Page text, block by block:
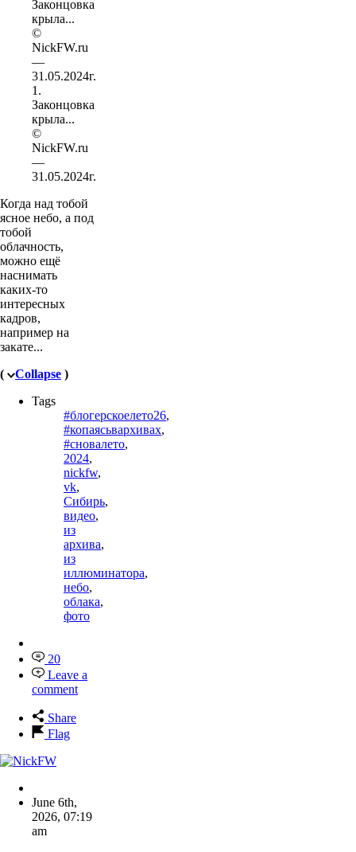
1.
Законцовка
крыла...
©
NickFW.ru
—
31.05.2024г.
Когда над тобой
ясное небо, а под
тобой
облачность,
можно ещё
наснимать
каких-то
интересных
кадров,
например на
закате...
(
Collapse )
Tags
#блогерскоелето26,
#копаясьвархивах,
#сновалето,
2024,
nickfw,
vk,
Сибирь,
видео,
из
архива,
из
иллюминатора,
небо,
облака,
фото
20
Leave a
comment
Share
Flag
June 6th,
2026, 07:19
am